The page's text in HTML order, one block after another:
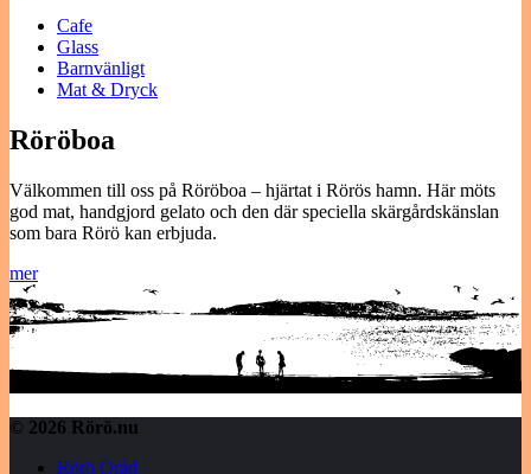
Cafe
Glass
Barnvänligt
Mat & Dryck
Röröboa
Välkommen till oss på Röröboa – hjärtat i Rörös hamn. Här möts
god mat, handgjord gelato och den där speciella skärgårdskänslan
som bara Rörö kan erbjuda.
mer
© 2026 Rörö.nu
Rörö Öråd